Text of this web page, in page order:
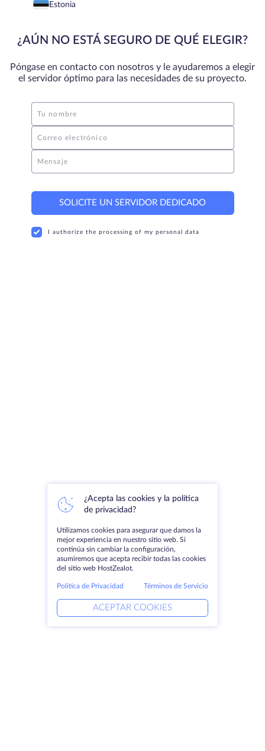
Estonia
¿AÚN NO ESTÁ SEGURO DE QUÉ ELEGIR?
Póngase en contacto con nosotros y le ayudaremos a elegir
el servidor óptimo para las necesidades de su proyecto.
Tu nombre
Correo electrónico
Mensaje
SOLICITE UN SERVIDOR DEDICADO
I authorize the processing of my personal data
¿Acepta las cookies y la política
de privacidad?
Utilizamos cookies para asegurar que damos la
mejor experiencia en nuestro sitio web. Si
continúa sin cambiar la configuración,
asumiremos que acepta recibir todas las cookies
del sitio web HostZealot.
Política de Privacidad Términos de Servicio
ACEPTAR COOKIES